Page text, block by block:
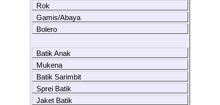
Rok
Gamis/Abaya
Bolero
Batik Anak
Mukena
Batik Sarimbit
Sprei Batik
Jaket Batik